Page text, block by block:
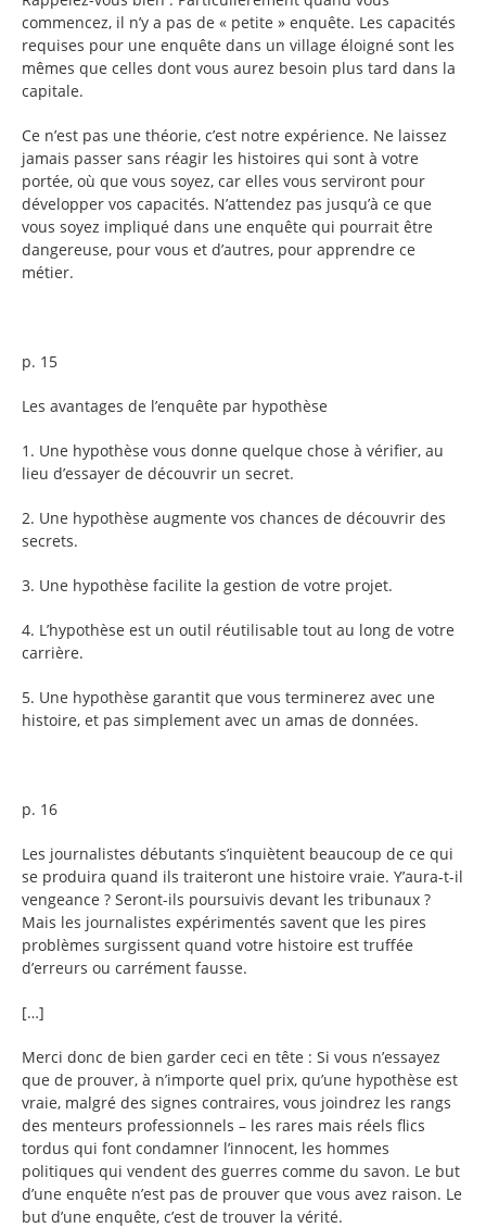
commencez, il n’y a pas de « petite » enquête. Les capacités
requises pour une enquête dans un village éloigné sont les
mêmes que celles dont vous aurez besoin plus tard dans la
capitale.
Ce n’est pas une théorie, c’est notre expérience. Ne laissez
jamais passer sans réagir les histoires qui sont à votre
portée, où que vous soyez, car elles vous serviront pour
développer vos capacités. N’attendez pas jusqu’à ce que
vous soyez impliqué dans une enquête qui pourrait être
dangereuse, pour vous et d’autres, pour apprendre ce
métier.
p. 15
Les avantages de l’enquête par hypothèse
1. Une hypothèse vous donne quelque chose à vérifier, au
lieu d’essayer de découvrir un secret.
2. Une hypothèse augmente vos chances de découvrir des
secrets.
3. Une hypothèse facilite la gestion de votre projet.
4. L’hypothèse est un outil réutilisable tout au long de votre
carrière.
5. Une hypothèse garantit que vous terminerez avec une
histoire, et pas simplement avec un amas de données.
p. 16
Les journalistes débutants s’inquiètent beaucoup de ce qui
se produira quand ils traiteront une histoire vraie. Y’aura-t-il
vengeance ? Seront-ils poursuivis devant les tribunaux ?
Mais les journalistes expérimentés savent que les pires
problèmes surgissent quand votre histoire est truffée
d’erreurs ou carrément fausse.
[…]
Merci donc de bien garder ceci en tête : Si vous n’essayez
que de prouver, à n’importe quel prix, qu’une hypothèse est
vraie, malgré des signes contraires, vous joindrez les rangs
des menteurs professionnels – les rares mais réels flics
tordus qui font condamner l’innocent, les hommes
politiques qui vendent des guerres comme du savon. Le but
d’une enquête n’est pas de prouver que vous avez raison. Le
but d’une enquête, c’est de trouver la vérité.